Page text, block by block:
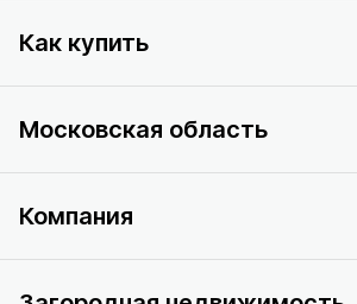
Как купить
Московская область
Компания